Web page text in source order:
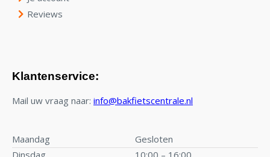
Reviews
Klantenservice:
Mail uw vraag naar: info@bakfietscentrale.nl
Maandag
Gesloten
Dinsdag
10:00 – 16:00